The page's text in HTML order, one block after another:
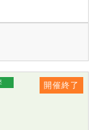
開催終了